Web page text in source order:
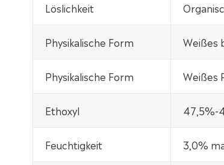
Löslichkeit
Physikalische Form Weißes
Physikalische Form Weißes
Ethoxyl 47,5%-
Feuchtigkeit 3,0%